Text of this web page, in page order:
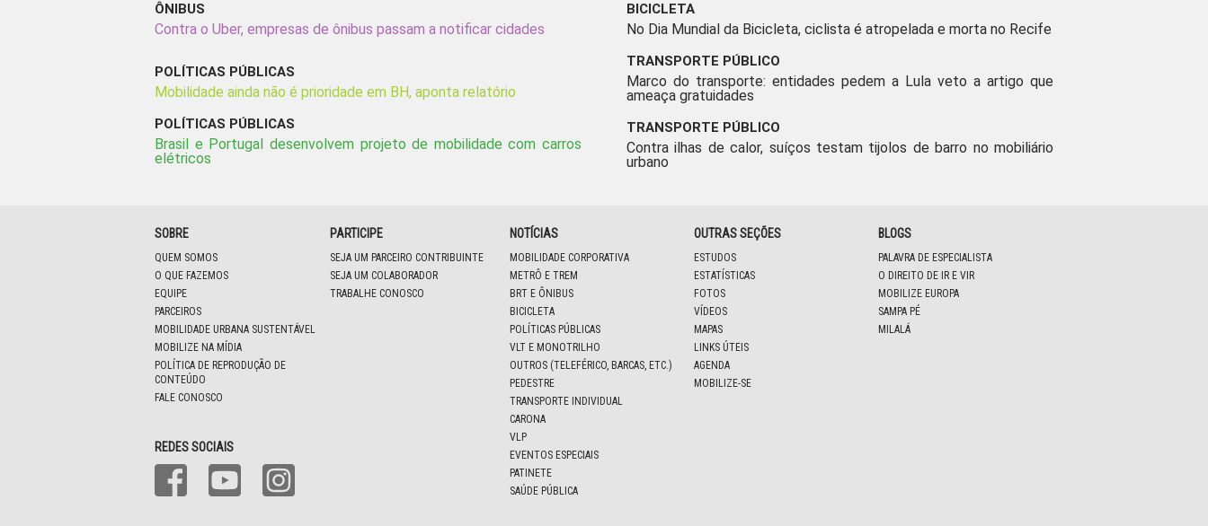
ÔNIBUS
Contra o Uber, empresas de ônibus passam a notificar cidades
POLÍTICAS PÚBLICAS
Mobilidade ainda não é prioridade em BH, aponta relatório
POLÍTICAS PÚBLICAS
Brasil e Portugal desenvolvem projeto de mobilidade com carros
elétricos
BICICLETA
No Dia Mundial da Bicicleta, ciclista é atropelada e morta no Recife
TRANSPORTE PÚBLICO
Marco do transporte: entidades pedem a Lula veto a artigo que
ameaça gratuidades
TRANSPORTE PÚBLICO
Contra ilhas de calor, suíços testam tijolos de barro no mobiliário
urbano
SOBRE
QUEM SOMOS
O QUE FAZEMOS
EQUIPE
PARCEIROS
MOBILIDADE URBANA SUSTENTÁVEL
MOBILIZE NA MÍDIA
POLÍTICA DE REPRODUÇÃO DE
CONTEÚDO
FALE CONOSCO
PARTICIPE
SEJA UM PARCEIRO CONTRIBUINTE
SEJA UM COLABORADOR
TRABALHE CONOSCO
REDES SOCIAIS
NOTÍCIAS
MOBILIDADE CORPORATIVA
METRÔ E TREM
BRT E ÔNIBUS
BICICLETA
POLÍTICAS PÚBLICAS
VLT E MONOTRILHO
OUTROS (TELEFÉRICO, BARCAS, ETC.)
PEDESTRE
TRANSPORTE INDIVIDUAL
CARONA
VLP
EVENTOS ESPECIAIS
PATINETE
SAÚDE PÚBLICA
OUTRAS SEÇÕES
ESTUDOS
ESTATÍSTICAS
FOTOS
VÍDEOS
MAPAS
LINKS ÚTEIS
AGENDA
MOBILIZE-SE
BLOGS
PALAVRA DE ESPECIALISTA
O DIREITO DE IR E VIR
MOBILIZE EUROPA
SAMPA PÉ
MILALÁ